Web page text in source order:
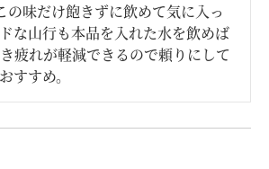
の味だけ飽きずに飲めて気に入っ
な山行も本品を入れた水を飲めば
疲れが軽減できるので頼りにして
すすめ。